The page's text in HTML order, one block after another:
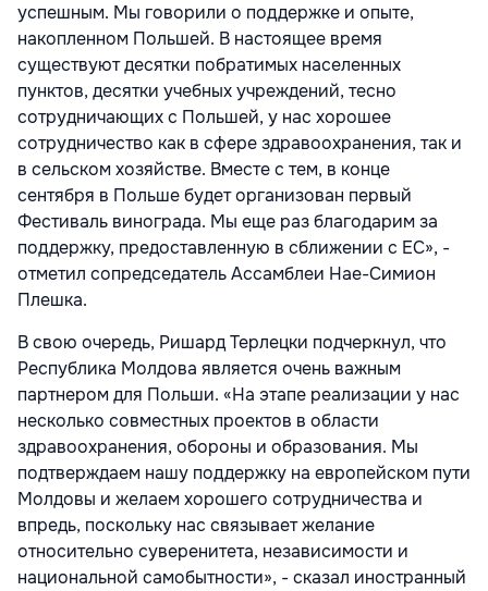
успешным. Мы говорили о поддержке и опыте,
накопленном Польшей. В настоящее время
существуют десятки побратимых населенных
пунктов, десятки учебных учреждений, тесно
сотрудничающих с Польшей, у нас хорошее
сотрудничество как в сфере здравоохранения, так и
в сельском хозяйстве. Вместе с тем, в конце
сентября в Польше будет организован первый
Фестиваль винограда. Мы еще раз благодарим за
поддержку, предоставленную в сближении с ЕС», -
отметил сопредседатель Ассамблеи Нае-Симион
Плешка.
В свою очередь, Ришард Терлецки подчеркнул, что
Республика Молдова является очень важным
партнером для Польши. «На этапе реализации у нас
несколько совместных проектов в области
здравоохранения, обороны и образования. Мы
подтверждаем нашу поддержку на европейском пути
Молдовы и желаем хорошего сотрудничества и
впредь, поскольку нас связывает желание
относительно суверенитета, независимости и
национальной самобытности», - сказал иностранный